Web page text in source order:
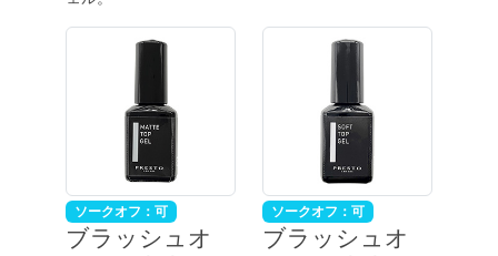
ソークオフ：可
ブラッシュオ
ソークオフ：可
ブラッシュオ